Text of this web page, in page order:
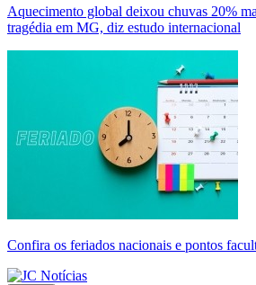
Aquecimento global deixou chuvas 20%
tragédia em MG, diz estudo internacional
Confira os feriados nacionais e pontos